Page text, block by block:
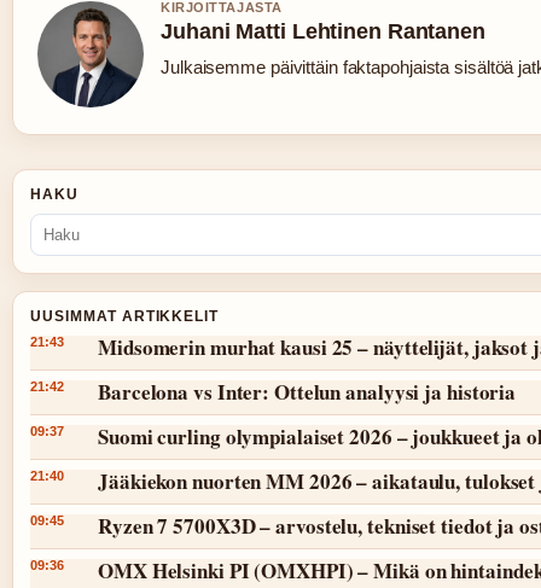
KIRJOITTAJASTA
Juhani Matti Lehtinen Rantanen
Julkaisemme päivittäin faktapohjaista sisältöä
HAKU
UUSIMMAT ARTIKKELIT
21:43 Midsomerin murhat kausi 25 – näyttelijät, jaksot
21:42 Barcelona vs Inter: Ottelun analyysi ja historia
09:37 Suomi curling olympialaiset 2026 – joukkueet ja
21:40 Jääkiekon nuorten MM 2026 – aikataulu,
09:45 Ryzen 7 5700X3D – arvostelu, tekniset tiedot ja
09:36 OMX Helsinki PI (OMXHPI) – Mikä on